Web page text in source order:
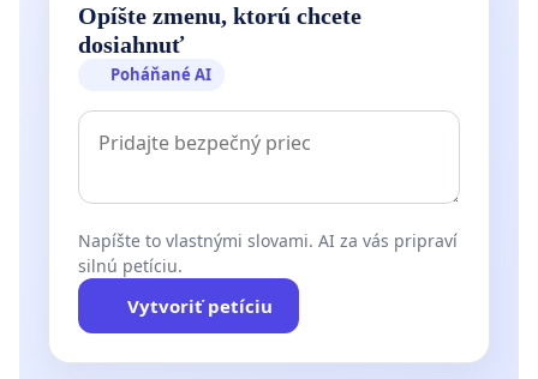
Opíšte zmenu, ktorú chcete
dosiahnuť
Poháňané AI
Napíšte to vlastnými slovami. AI za vás pripraví
silnú petíciu.
Vytvoriť petíciu